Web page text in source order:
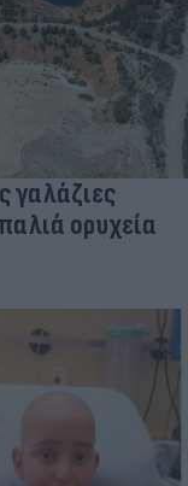
γαλάζιες
ορυχεία